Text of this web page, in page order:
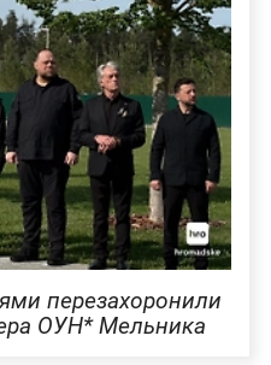
перезахоронили
ОУН* Мельника